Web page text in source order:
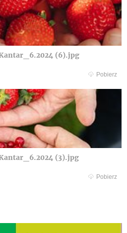
(6).jpg
Pobierz
(3).jpg
Pobierz